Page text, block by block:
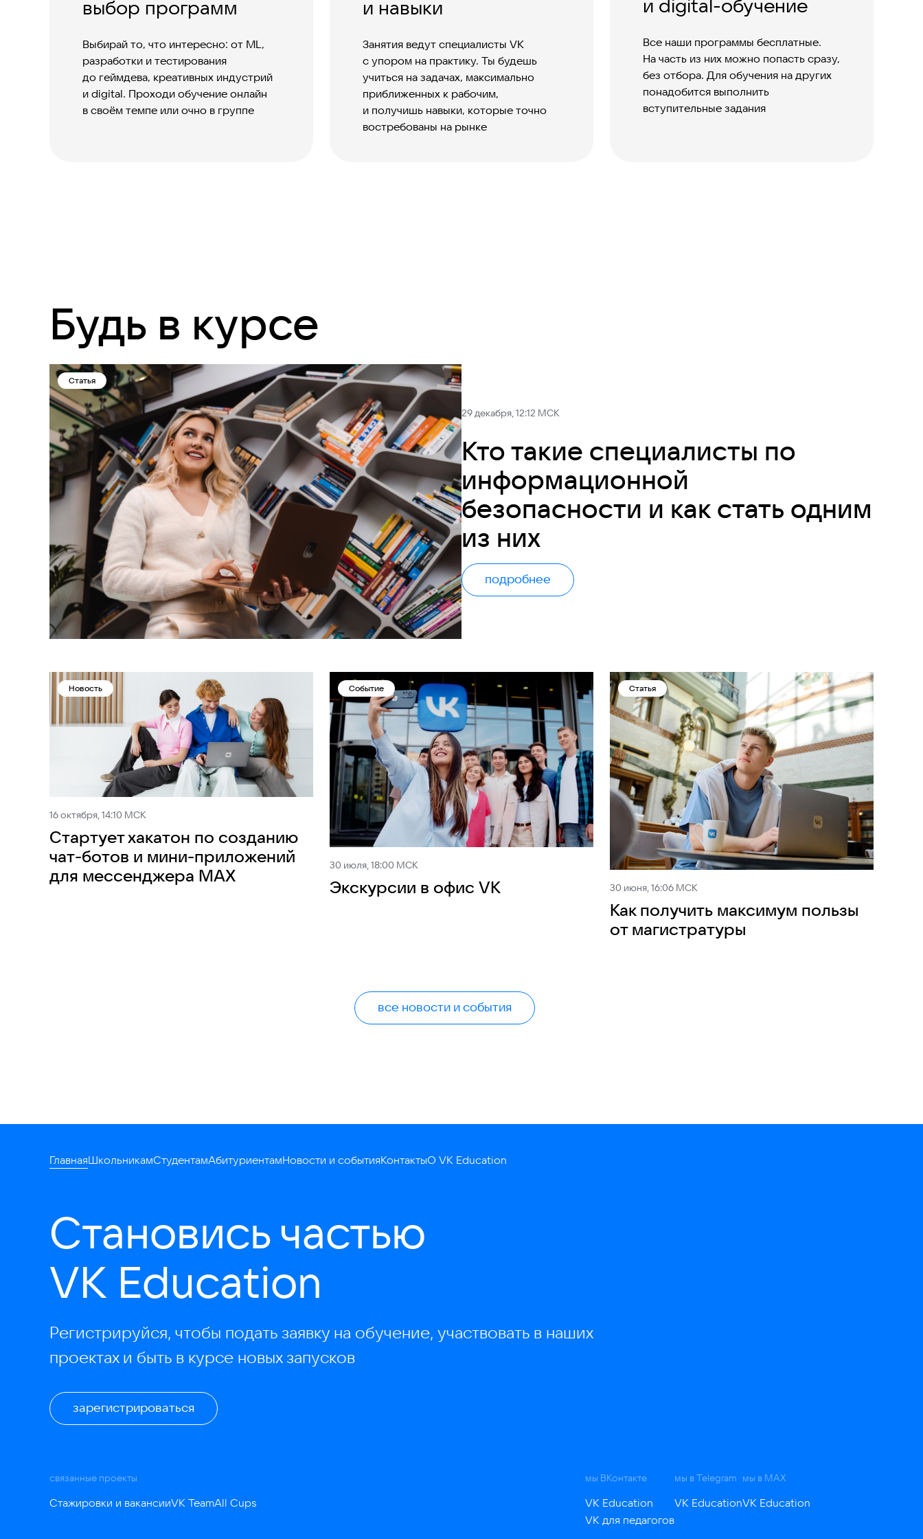
выбор программ
Выбирай то, что интересно: от ML,
разработки и тестирования
до геймдева, креативных индустрий
и digital. Проходи обучение онлайн
в своём темпе или очно в группе
и навыки
Занятия ведут специалисты VK
с упором на практику. Ты будешь
учиться на задачах, максимально
приближенных к рабочим,
и получишь навыки, которые точно
востребованы на рынке
и digital-обучение
Все наши программы бесплатные.
На часть из них можно попасть сразу,
без отбора. Для обучения на других
понадобится выполнить
вступительные задания
Будь в курсе
Статья
29 декабря, 12:12 МСК
Кто такие специалисты по
информационной
безопасности и как стать одним
из них
подробнее
Новость
16 октября, 14:10 МСК
Стартует хакатон по созданию
чат-ботов и мини-приложений
для мессенджера MAX
Событие
30 июля, 18:00 МСК
Экскурсии в офис VK
Статья
30 июня, 16:06 МСК
Как получить максимум пользы
от магистратуры
все новости и события
ГлавнаяШкольникамСтудентамАбитуриентамНовости и событияКонтактыО VK Education
Становись частью
VK Education
Регистрируйся, чтобы подать заявку на обучение, участвовать в наших
проектах и быть в курсе новых запусков
зарегистрироваться
связанные проекты
Стажировки и вакансииVK TeamAll Cups
мы ВКонтакте
VK Education
VK для педагогов
мы в Telegram
VK Education
мы в MAX
VK Education